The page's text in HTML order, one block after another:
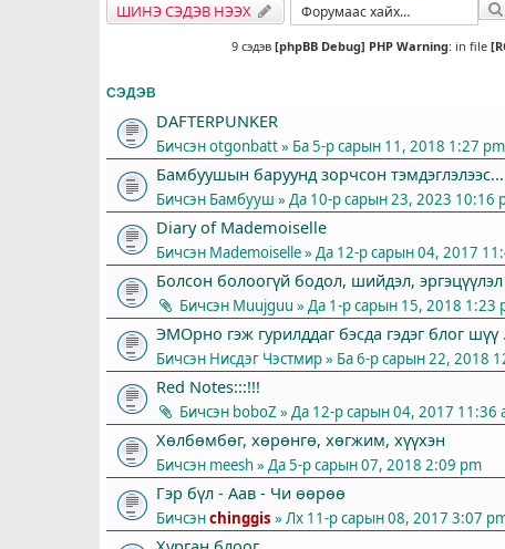
ШИНЭ СЭДЭВ НЭЭХ
9 сэдэв [phpBB Debug] PHP Warning: in file
СЭДЭВ
DAFTERPUNKER
Бичсэнotgonbatt» Ба 5-р сарын 11, 2018 1:27 pm
Бамбуушын баруунд зорчсон
Бичсэн Бамбууш » Да 10-р сарын 23, 2023 10:16
Diary of Mademoiselle
Бичсэн Mademoiselle» Да 12-р сарын 04, 2017
Болсон болоогүй бодол, шийдэл, эргэцүүлэл
Бичсэн Muujguu » Да 1-р сарын 15, 2018 1:23
ЭМОрно гэж гурилддаг бэсда гэдэг блог шүү
Бичсэн Нисдэг Чэстмир» Ба 6-р сарын 22, 2018
Red Notes:::!!!
Бичсэн boboZ » Да 12-р сарын 04, 2017 11:36
Хөлбөмбөг, хөрөнгө, хөгжим, хүүхэн
Бичсэн meesh » Да 5-р сарын 07, 2018 2:09 pm
Гэр бүл - Аав - Чи өөрөө
Бичсэнchinggis » Лх 11-р сарын 08, 2017 3:07